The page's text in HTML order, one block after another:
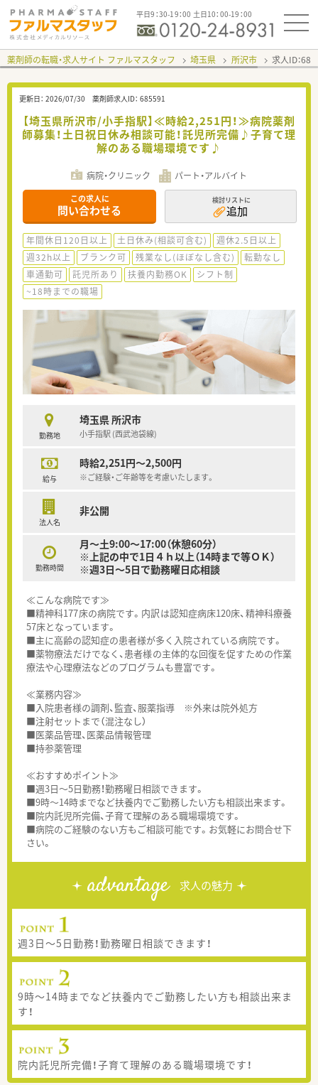
平日9：30-19：00 土日10：00-19：00
薬剤師の転職・求人サイト ファルマスタッフ 埼玉県 所沢市 求人ID：
更新日： 2026/07/30 薬剤師求人ID： 685591
【埼玉県所沢市/小手指駅】≪時給2,251円！≫病院薬剤
師募集！土日祝日休み相談可能！託児所完備♪子育て理
解のある職場環境です♪
病院・クリニック パート・アルバイト
この求人に
問い合わせる
検討リストに
追加
年間休日120日以上 土日休み(相談可含む)
週休2.5日以上
週32h以上
ブランク可 残業なし(ほぼなし含む)
転勤なし
車通勤可
託児所あり 扶養内勤務OK
シフト制
~18時までの職場
勤務地
埼玉県 所沢市
小手指駅 (西武池袋線)
給与
時給2,251円～2,500円
※ご経験・ご年齢等を考慮いたします。
法人名
非公開
勤務時間
月～土9:00～17:00（休憩60分）
※上記の中で1日４ｈ以上（14時まで等ＯＫ）
※週3日～5日で勤務曜日応相談
≪こんな病院です≫
■精神科177床の病院です。内訳は認知症病床120床、精神科療養
57床となっています。
■主に高齢の認知症の患者様が多く入院されている病院です。
■薬物療法だけでなく、患者様の主体的な回復を促すための作業
療法や心理療法などのプログラムも豊富です。
≪業務内容≫
■入院患者様の調剤、監査、服薬指導 ※外来は院外処方
■注射セットまで（混注なし）
■医薬品管理、医薬品情報管理
■持参薬管理
≪おすすめポイント≫
■週3日～5日勤務！勤務曜日相談できます。
■9時～14時までなど扶養内でご勤務したい方も相談出来ます。
■院内託児所完備、子育て理解のある職場環境です。
■病院のご経験のない方もご相談可能です。お気軽にお問合せ下
さい。
advantage 求人の魅力
週3日～5日勤務！勤務曜日相談できます！
9時～14時までなど扶養内でご勤務したい方も相談出来ま
す！
院内託児所完備！子育て理解のある職場環境です！